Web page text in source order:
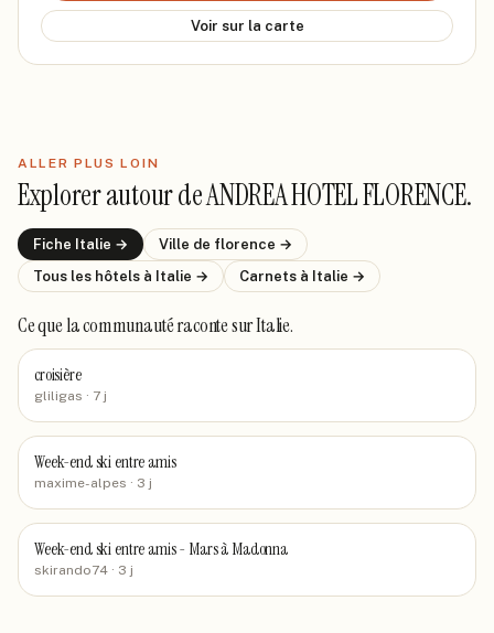
Voir sur la carte
ALLER PLUS LOIN
Explorer autour deANDREA HOTEL FLORENCE.
Fiche Italie → Ville de florence →
Tous les hôtels à Italie → Carnets à Italie →
Ce que la communauté racontesur Italie.
croisière
gliligas · 7 j
Week-end ski entre amis
maxime-alpes · 3 j
Week-end ski entre amis - Mars à Madonna
skirando74 · 3 j